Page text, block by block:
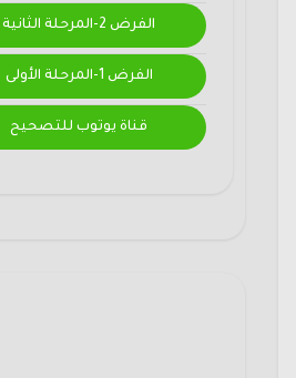
الفرض 2-المرحلة الثانية
الفرض 1-المرحلة الأولى
قناة يوتوب للتصحيح